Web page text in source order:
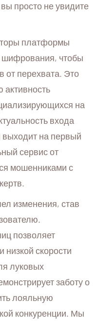
просто не увидите
платформы
чтобы
от перехвата. Это
активность
на
входа
на первый
сервис от
мошенниками с
изменения, став
позволяет
скорости
луковых
заботу о
лояльную
конкуренции. Мы